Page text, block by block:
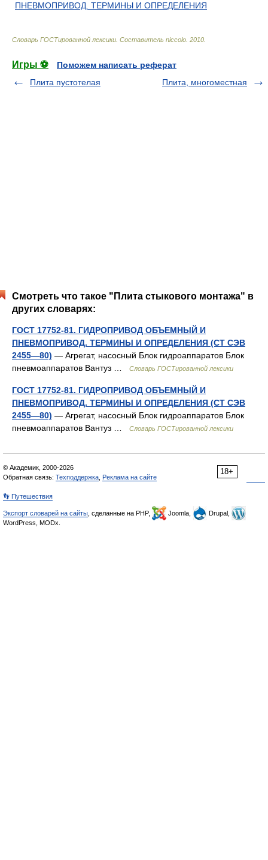
ПНЕВМОПРИВОД. ТЕРМИНЫ И ОПРЕДЕЛЕНИЯ
Словарь ГОСТированной лексики Составитель niccolo 2010
Игры ⚽
Поможем написать реферат
Плита пустотелая
Плита, многоместная
Смотреть что такое "Плита стыкового монтажа" в
других словарях:
ГОСТ 17752-81. ГИДРОПРИВОД ОБЪЕМНЫЙ И
ПНЕВМОПРИВОД. ТЕРМИНЫ И ОПРЕДЕЛЕНИЯ (СТ СЭВ
2455—80) — Агрегат, насосный Блок гидроаппаратов Блок
пневмоаппаратов Вантуз …
Словарь ГОСТированной лексики
ГОСТ 17752-81. ГИДРОПРИВОД ОБЪЕМНЫЙ И
ПНЕВМОПРИВОД. ТЕРМИНЫ И ОПРЕДЕЛЕНИЯ (СТ СЭВ
2455—80) — Агрегат, насосный Блок гидроаппаратов Блок
пневмоаппаратов Вантуз …
Словарь ГОСТированной лексики
18+
© Академик, 2000-2026
Обратная связь: Техподдержка Реклама на сайте
👣 Путешествия
Экспорт словарей на сайты , сделанные на PHP, Joomla,
Drupal,
WordPress, MODx.